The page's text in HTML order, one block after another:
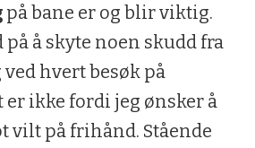
på bane er og blir viktig.
på å skyte noen skudd fra
hvert besøk på
er ikke fordi jeg ønsker å
vilt på frihånd. Stående